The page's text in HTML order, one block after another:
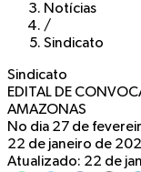
Notícias
/
Sindicato
Sindicato
EDITAL DE
AMAZONAS
No dia 27 de
22 de janeiro de
Atualizado: 22 de